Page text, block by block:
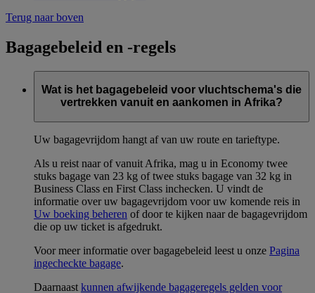
Terug naar boven
Bagagebeleid en -regels
Wat is het bagagebeleid voor vluchtschema's die
vertrekken vanuit en aankomen in Afrika?
Uw bagagevrijdom hangt af van uw route en tarieftype.
Als u reist naar of vanuit Afrika, mag u in Economy twee
stuks bagage van 23 kg of twee stuks bagage van 32 kg in
Business Class en First Class inchecken. U vindt de
informatie over uw bagagevrijdom voor uw komende reis in
Uw boeking beheren of door te kijken naar de bagagevrijdom
die op uw ticket is afgedrukt.
Voor meer informatie over bagagebeleid leest u onze Pagina
ingecheckte bagage.
Daarnaast kunnen afwijkende bagageregels gelden voor